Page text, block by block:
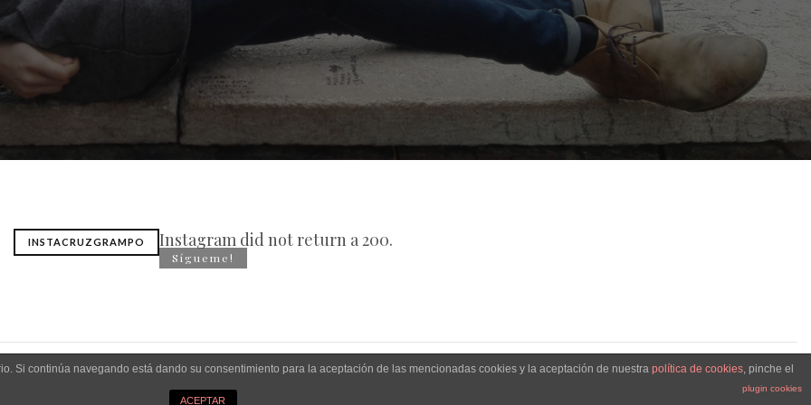
INSTACRUZGRAMPO Instagram did not return a 200.
Sígueme!
Si continúa navegando está dando su consentimiento para la aceptación de las mencionadas cookies y la aceptación de nuestra política de cookies, pinche el
plugin cookies
ACEPTAR